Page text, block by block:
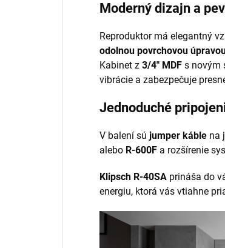
Moderný dizajn a
Reproduktor má elegantný
odolnou povrchovou
Kabinet z 3/4″ MDF s novým
vibrácie a zabezpečuje
Jednoduché
V balení sú jumper káble na
alebo R-600F a rozšírenie
Klipsch R-40SA prináša do
energiu, ktorá vás vtiahne